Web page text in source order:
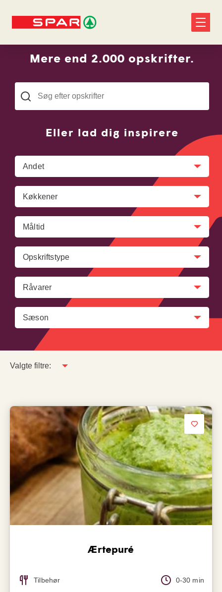
Mere end 2.000 opskrifter.
Eller lad dig inspirere
Andet
Køkkener
Måltid
Opskriftstype
Råvarer
Sæson
Valgte filtre:
Ærtepuré
Tilbehør 0-30 min